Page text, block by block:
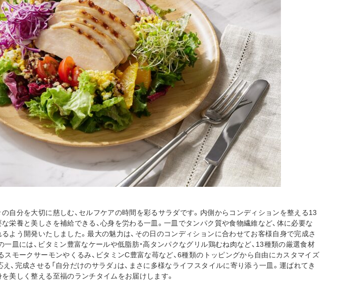
自分を大切に慈しむ、セルフケアの時間を彩るサラダです。内側からコンディションを整える13
栄養と美しさを補給できる、心身を労わる一皿。一皿でタンパク質や食物繊維など、体に必要な
よう開発いたしました。最大の魅力は、その日のコンディションに合わせてお客様自身で完成さ
一皿には、ビタミン豊富なケールや低脂肪・高タンパクなグリル鶏むね肉など、13種類の厳選食材
スモークサーモンやくるみ、ビタミンC豊富な苺など、6種類のトッピングから自由にカスタマイズ
、完成させる「自分だけのサラダ」は、まさに多様なライフスタイルに寄り添う一皿。運ばれてき
美しく整える至福のランチタイムをお届けします。